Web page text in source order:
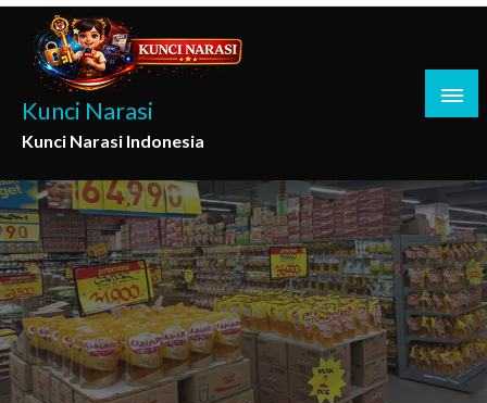
Skip
content
Kunci Narasi
Kunci Narasi Indonesia